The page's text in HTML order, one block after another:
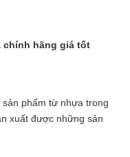
chính hãng giá tốt
phẩm từ nhựa trong
xuất được những sản